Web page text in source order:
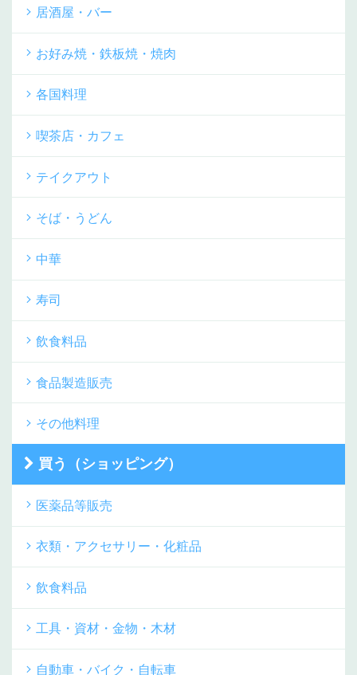
居酒屋・バー
お好み焼・鉄板焼・焼肉
各国料理
喫茶店・カフェ
テイクアウト
そば・うどん
中華
寿司
飲食料品
食品製造販売
その他料理
買う（ショッピング）
医薬品等販売
衣類・アクセサリー・化粧品
飲食料品
工具・資材・金物・木材
自動車・バイク・自転車